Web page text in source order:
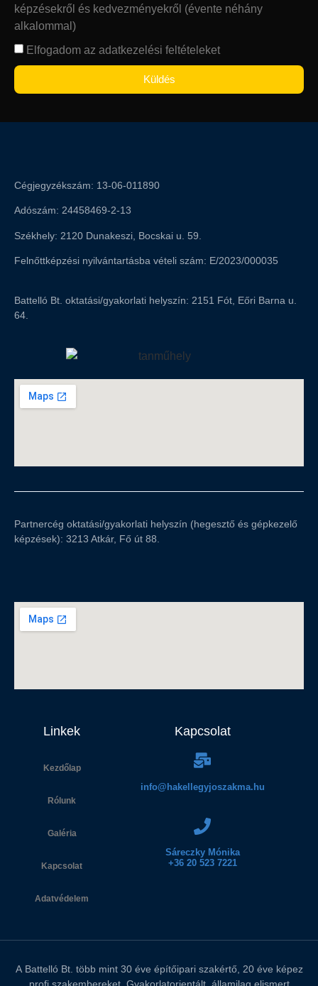
képzésekről és kedvezményekről (évente néhány
alkalommal)
Elfogadom az adatkezelési feltételeket
Küldés
Cégjegyzékszám: 13-06-011890
Adószám: 24458469-2-13
Székhely: 2120 Dunakeszi, Bocskai u. 59.
Felnőttképzési nyilvántartásba vételi szám: E/2023/000035
Battelló Bt. oktatási/gyakorlati helyszín: 2151 Fót, Eőri Barna u.
64.
Partnercég oktatási/gyakorlati helyszín (hegesztő és gépkezelő
képzések): 3213 Atkár, Fő út 88.
Linkek
Kezdőlap
Rólunk
Galéria
Kapcsolat
Adatvédelem
Kapcsolat
info@hakellegyjoszakma.hu
Sáreczky Mónika
+36 20 523 7221
A Battelló Bt. több mint 30 éve építőipari szakértő, 20 éve képez